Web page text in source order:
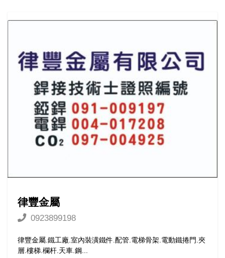
律豐金屬
0923899198
律豐金屬.鐵工廠.室內裝潢鐵件.配管.電梯骨架.電動鐵捲門.夾
層.樓梯.欄杆.天車.鋼...